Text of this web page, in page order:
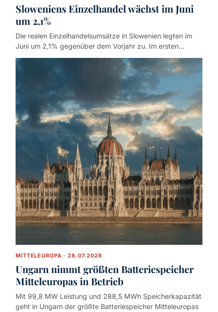
Sloweniens Einzelhandel wächst im Juni
um 2,1%
Die realen Einzelhandelsumsätze in Slowenien legten im
Juni um 2,1% gegenüber dem Vorjahr zu. Im ersten…
MITTELEUROPA · 28.07.2026
Ungarn nimmt größten Batteriespeicher
Mitteleuropas in Betrieb
Mit 99,8 MW Leistung und 288,5 MWh Speicherkapazität
geht in Ungarn der größte Batteriespeicher Mitteleuropas